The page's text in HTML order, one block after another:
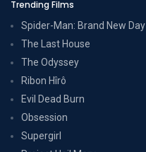
Trending Films
Spider-Man: Brand New Day
The Last House
The Odyssey
Ribon Hîrô
Evil Dead Burn
Obsession
Supergirl